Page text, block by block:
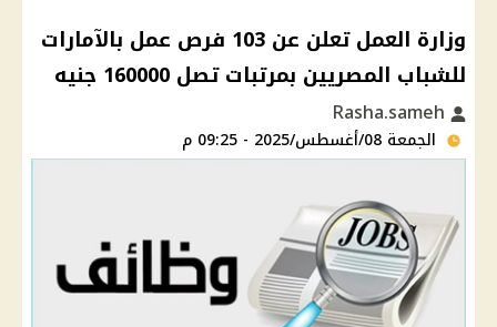
وزارة العمل تعلن عن 103 فرص عمل بالآمارات
للشباب المصريين بمرتبات تصل 160000 جنيه
الجمعة 08/أغسطس/2025 - 09:25 م